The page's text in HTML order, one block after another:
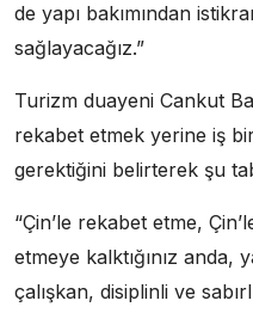
de yapı bakımından
sağlayacağız.”
Turizm duayeni Cankut
rekabet etmek yerine iş
gerektiğini belirterek şu
“Çin’le rekabet etme,
etmeye kalktığınız
çalışkan, disiplinli ve